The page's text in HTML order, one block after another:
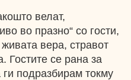
велат,
во празно“ со гости,
вера, стравот
Гостите се рана за
подразбирам токму